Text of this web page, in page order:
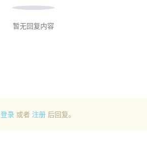
暂无回复内容
登录 或者 注册 后回复。